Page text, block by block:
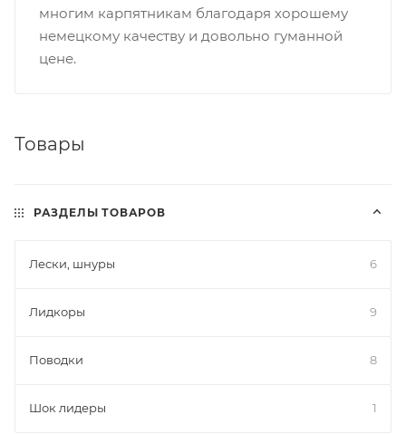
многим карпятникам благодаря хорошему
немецкому качеству и довольно гуманной
цене.
Товары
РАЗДЕЛЫ ТОВАРОВ
Лески, шнуры 6
Лидкоры 9
Поводки 8
Шок лидеры 1